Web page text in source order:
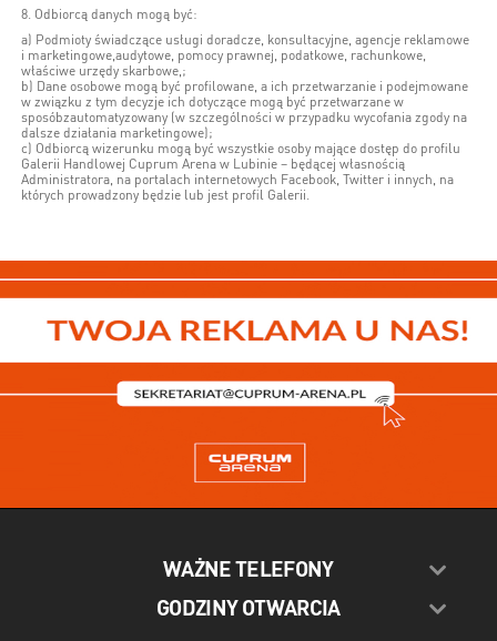
8. Odbiorcą danych mogą być:
a) Podmioty świadczące usługi doradcze, konsultacyjne, agencje reklamowe
i marketingowe,audytowe, pomocy prawnej, podatkowe, rachunkowe,
właściwe urzędy skarbowe,;
b) Dane osobowe mogą być profilowane, a ich przetwarzanie i podejmowane
w związku z tym decyzje ich dotyczące mogą być przetwarzane w
sposóbzautomatyzowany (w szczególności w przypadku wycofania zgody na
dalsze działania marketingowe);
c) Odbiorcą wizerunku mogą być wszystkie osoby mające dostęp do profilu
Galerii Handlowej Cuprum Arena w Lubinie – będącej własnością
Administratora, na portalach internetowych Facebook, Twitter i innych, na
których prowadzony będzie lub jest profil Galerii.
WAŻNE TELEFONY
GODZINY OTWARCIA